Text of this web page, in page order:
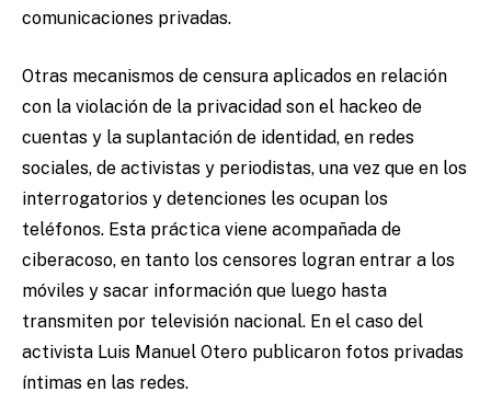
comunicaciones privadas.
Otras mecanismos de censura aplicados en relación
con la violación de la privacidad son el hackeo de
cuentas y la suplantación de identidad, en redes
sociales, de activistas y periodistas, una vez que en los
interrogatorios y detenciones les ocupan los
teléfonos. Esta práctica viene acompañada de
ciberacoso, en tanto los censores logran entrar a los
móviles y sacar información que luego hasta
transmiten por televisión nacional. En el caso del
activista Luis Manuel Otero publicaron fotos privadas
íntimas en las redes.